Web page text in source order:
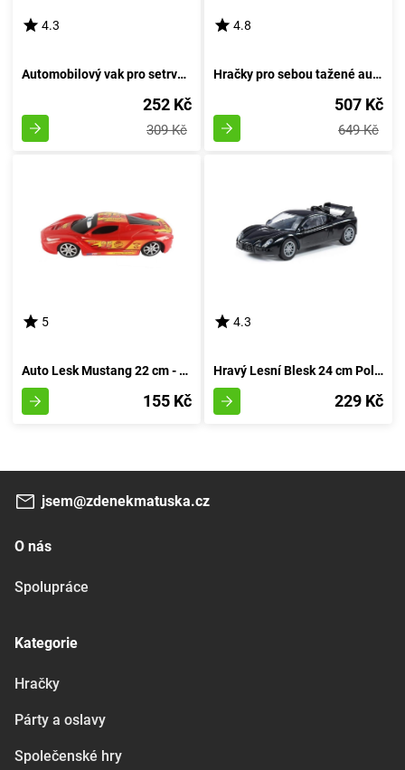
4.3
Automobilový vak pro setrvačník
252 Kč
309 Kč
4.8
Hračky pro sebou tažené autíčka
507 Kč
649 Kč
5
Auto Lesk Mustang 22 cm - rudá
155 Kč
4.3
Hravý Lesní Blesk 24 cm Polesie - rudá
229 Kč
jsem@zdenekmatuska.cz
O nás
Spolupráce
Kategorie
Hračky
Párty a oslavy
Společenské hry